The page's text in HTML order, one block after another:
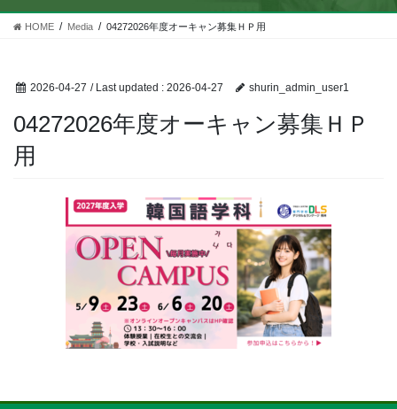
学生サポート
お問い合わせ
資料請求
OPENキャンパス
HOME Media 04272026年度オーキャン募集ＨＰ用
2026-04-27 / Last updated : 2026-04-27 shurin_admin_user1
04272026年度オーキャン募集ＨＰ
用